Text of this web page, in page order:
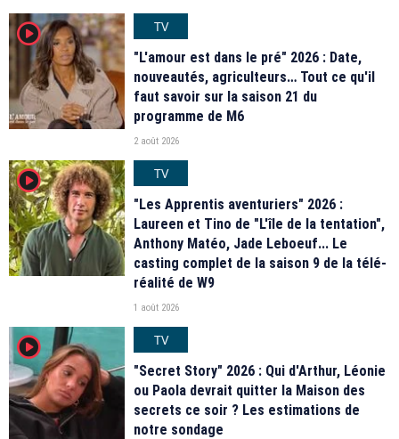
player2
TV
"L'amour est dans le pré" 2026 : Date,
nouveautés, agriculteurs… Tout ce qu'il
faut savoir sur la saison 21 du
programme de M6
2 août 2026
player2
TV
"Les Apprentis aventuriers" 2026 :
Laureen et Tino de "L'île de la tentation",
Anthony Matéo, Jade Leboeuf... Le
casting complet de la saison 9 de la télé-
réalité de W9
1 août 2026
player2
TV
"Secret Story" 2026 : Qui d'Arthur, Léonie
ou Paola devrait quitter la Maison des
secrets ce soir ? Les estimations de
notre sondage